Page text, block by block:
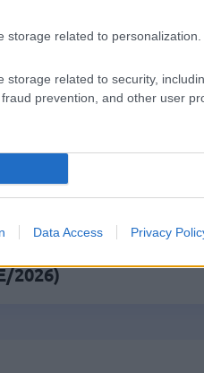
storage related to personalization.
storage related to security,
prevention, and other user
Data Access Privacy
για αύξηση στα 1.000
Δημόσιο - Στις
2026)